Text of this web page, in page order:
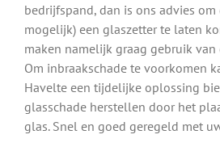
bedrijfspand, dan is ons advies om
mogelijk) een glaszetter te laten
maken namelijk graag gebruik
Om inbraakschade te voorkomen
Havelte een tijdelijke oplossing
glasschade herstellen door het
glas. Snel en goed geregeld met